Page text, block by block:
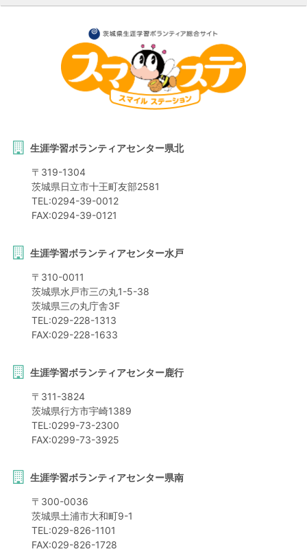
生涯学習ボランティアセンター県北
〒 319-1304
茨城県日立市十王町友部2581
TEL:0294-39-0012
FAX:0294-39-0121
生涯学習ボランティアセンター水戸
〒 310-0011
茨城県水戸市三の丸1-5-38
茨城県三の丸庁舎3F
TEL:029-228-1313
FAX:029-228-1633
生涯学習ボランティアセンター鹿行
〒 311-3824
茨城県行方市宇崎1389
TEL:0299-73-2300
FAX:0299-73-3925
生涯学習ボランティアセンター県南
〒 300-0036
茨城県土浦市大和町9-1
TEL:029-826-1101
FAX:029-826-1728